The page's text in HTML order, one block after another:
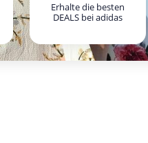
Erhalte die besten
DEALS bei adidas